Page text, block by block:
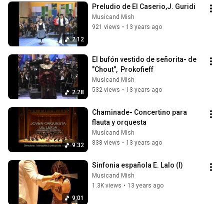
2:12
Preludio de El Caserio,J. Guridi
Musicand Mish
921 views • 13 years ago
2:28
El bufón vestido de señorita- de
"Chout",  Prokofieff
Musicand Mish
532 views • 13 years ago
9:32
Chaminade- Concertino para
flauta y orquesta
Musicand Mish
838 views • 13 years ago
9:01
Sinfonia española E. Lalo (I)
Musicand Mish
1.3K views • 13 years ago